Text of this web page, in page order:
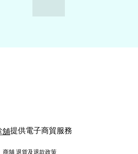
提供電子商貿服務
商舖 退貨及退款政策